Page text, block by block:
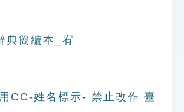
典簡編本_宥
CC-姓名標示- 禁止改作 臺